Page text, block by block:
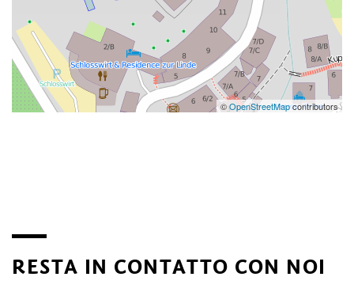
©OpenStreetMapcontributors
RESTA IN CONTATTO CON NOI